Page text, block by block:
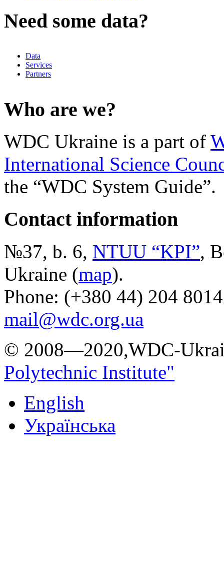
Need some data?
Data
Services
Partners
Who are we?
WDC Ukraine is a part of
International Science
the “WDC System Guide”.
Contact information
№37, b. 6, NTUU “KPI”,
Ukraine (map).
Phone: (+380 44) 204
mail@wdc.org.ua
© 2008—2020,WDC-
Polytechnic Institute"
English
Українська